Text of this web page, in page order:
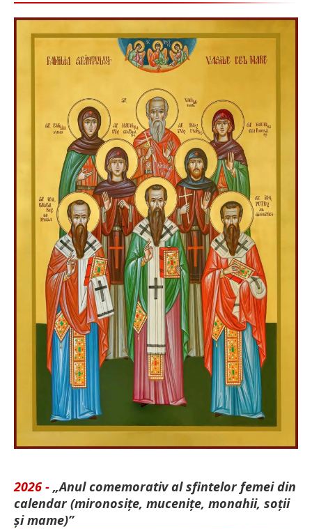
2026 - „Anul comemorativ al sfintelor femei din
calendar (mironosițe, mu­cenițe, monahii, soții
și mame)”